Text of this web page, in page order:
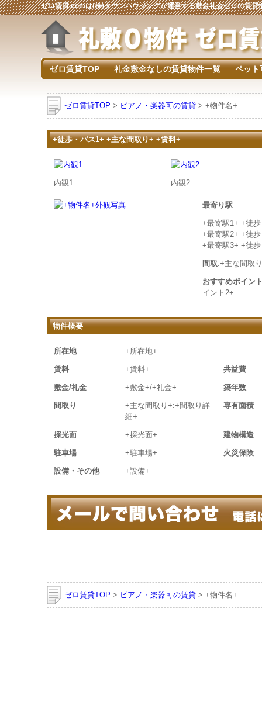
ゼロ賃貸.comは(株)タウンハウジングが運営する敷金礼金ゼロの賃貸
ゼロ賃貸TOP 礼金敷金なしの賃貸物件一覧 ペット
ゼロ賃貸TOP > ピアノ・楽器可の賃貸 > +物件名+
+徒歩・バス1+ +主な間取り+ +賃料+
内観1 内観2
最寄り駅
+最寄駅1+ +徒
+最寄駅2+ +徒
+最寄駅3+ +徒
間取:+主な間取
おすすめポイン
イント2+
物件概要
所在地 +所在地+
賃料 +賃料+ 共益費
敷金/礼金 +敷金+/+礼金+ 築年数
間取り
+主な間取り+:+間取り詳
細+
専有面積
採光面 +採光面+ 建物構造
駐車場 +駐車場+ 火災保険
設備・その他 +設備+
ゼロ賃貸TOP > ピアノ・楽器可の賃貸 > +物件名+